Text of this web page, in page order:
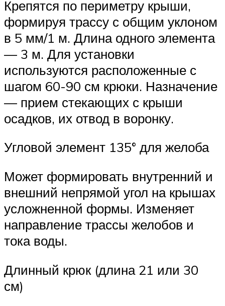
Крепятся по периметру крыши,
формируя трассу с общим уклоном
в 5 мм/1 м. Длина одного элемента
— 3 м. Для установки
используются расположенные с
шагом 60-90 см крюки. Назначение
— прием стекающих с крыши
осадков, их отвод в воронку.
Угловой элемент 135° для желоба
Может формировать внутренний и
внешний непрямой угол на крышах
усложненной формы. Изменяет
направление трассы желобов и
тока воды.
Длинный крюк (длина 21 или 30
см)